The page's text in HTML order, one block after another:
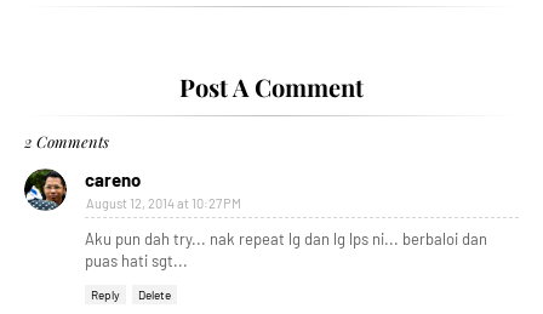
Post A Comment
2 Comments
careno
August 12, 2014 at 10:27 PM
Aku pun dah try... nak repeat lg dan lg lps ni... berbaloi dan
puas hati sgt...
Reply Delete